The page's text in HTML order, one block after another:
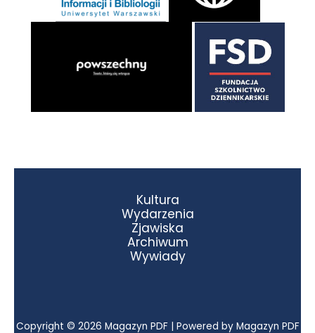
Kultura
Wydarzenia
Zjawiska
Archiwum
Wywiady
Copyright © 2026 Magazyn PDF | Powered by Magazyn PDF